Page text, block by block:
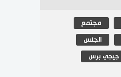
مجتمع
الجنس
جيجي برس